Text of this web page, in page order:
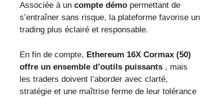
Associée à un compte démo permettant de
s’entraîner sans risque, la plateforme favorise un
trading plus éclairé et responsable.
En fin de compte, Ethereum 16X Cormax (50)
offre un ensemble d’outils puissants , mais
les traders doivent l’aborder avec clarté,
stratégie et une maîtrise ferme de leur tolérance